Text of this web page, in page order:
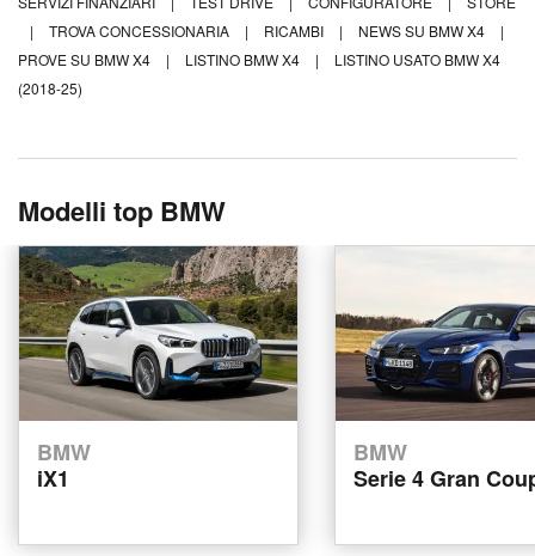
|
TROVA CONCESSIONARIA | RICAMBI | NEWS SU BMW X4
|
PROVE SU BMW X4
| LISTINO BMW X4 |
LISTINO USATO BMW X4
(2018-25)
Modelli top BMW
BMW
iX1
BMW
Serie 4 Gran